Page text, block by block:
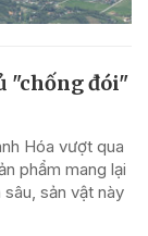
"chống đói"
Hóa vượt qua
phẩm mang lại
sản vật này